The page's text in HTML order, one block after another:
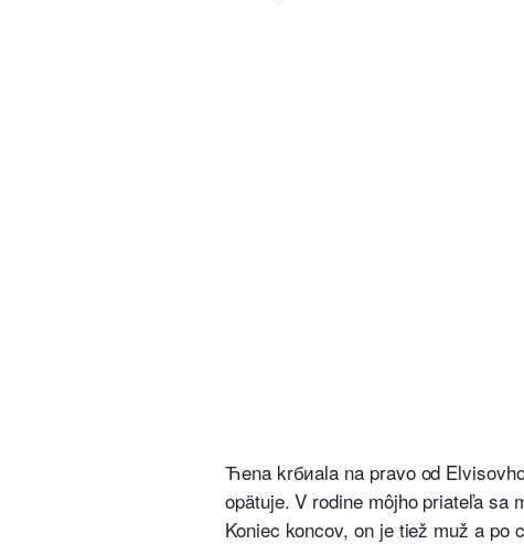
Ћena krбиala na pravo od
opätuje. V rodine môjho priateľa sa
Koniec koncov, on je tiež muž a po